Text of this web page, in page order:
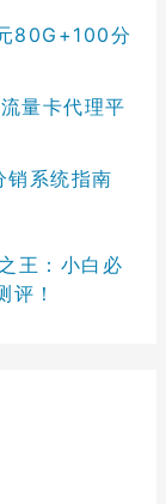
80G+100分
量卡代理平
销系统指南
王：小白必
评！